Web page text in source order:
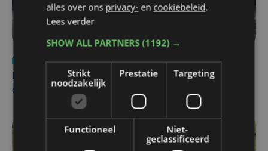
Nieuws
za 1 augustus | 22:36
Belgisch Solar Team met West-Vlamingen wint voor
eerst in VS
alles over ons privacy- en cookiebeleid.
Lees verder
SHOW ALL PARTNERS(1192) →
Strikt
noodzakelijk
Prestatie Targeting
Functioneel
Niet-
geclassificeerd